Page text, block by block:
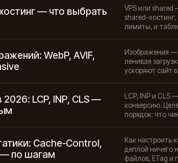
— что выбрать
VPS или shared
shared-
лимиты, и
WebP, AVIF,
Изображения —
ленивая
ускоряют сайт
2026: LCP, INP, CLS —
LCP, INP и
конверсию.
порядок: что
Cache-Control,
— по шагам
Как настроить
деплой ничего
файлов, ETag и